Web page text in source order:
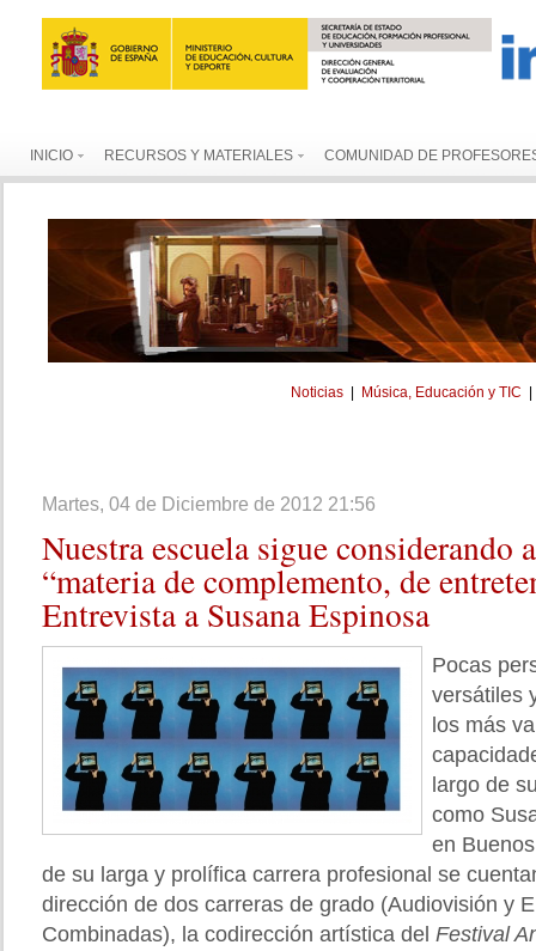
INICIO RECURSOS Y MATERIALES COMUNIDAD DE
Noticias Música, Educación y TIC
Martes, 04 de Diciembre de 2012 21:56
Nuestraescuela sigue considerando
“materia de complemento, de
Entrevista a Susana Espinosa
Pocas
versátiles
los más
largo de
como
en
de su larga y prolífica carrera profesional se
dirección de dos carreras de grado (Audiovisión y
Combinadas), la codirección artística del Festival